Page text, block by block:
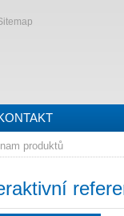
produktů